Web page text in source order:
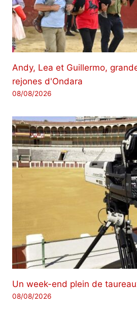
Andy, Lea et Guillermo,
rejones d'Ondara
08/08/2026
Un week-end plein de
08/08/2026